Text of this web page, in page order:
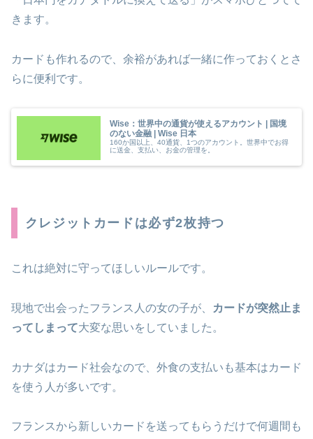
きます。
カードも作れるので、余裕があれば一緒に作っておくとさ
らに便利です。
Wise：世界中の通貨が使えるアカウント | 国境
のない金融 | Wise 日本
160か国以上、40通貨、1つのアカウント。世界中でお得
に送金、支払い、お金の管理を。
クレジットカードは必ず2枚持つ
これは絶対に守ってほしいルールです。
現地で出会ったフランス人の女の子が、
カードが突然止ま
ってしまって大変な思いをしていました。
カナダはカード社会なので、外食の支払いも基本はカード
を使う人が多いです。
フランスから新しいカードを送ってもらうだけで何週間も